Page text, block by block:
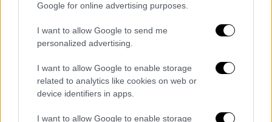
Google for online advertising purposes.
I want to allow Google to send me
personalized advertising.
I want to allow Google to enable storage
related to analytics like cookies on web or
device identifiers in apps.
I want to allow Google to enable storage